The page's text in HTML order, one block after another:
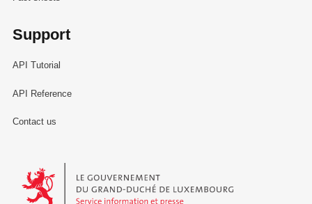
Support
API Tutorial
API Reference
Contact us
Le Gouvernement du Grand-Duché de Luxembourg - Service